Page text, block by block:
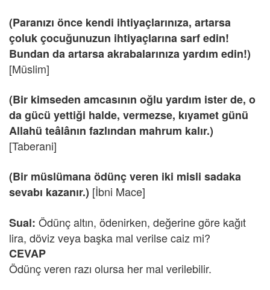
(Paranızı önce kendi ihtiyaçlarınıza, artarsa
çoluk çocuğunuzun ihtiyaçlarına sarf edin!
Bundan da artarsa akrabalarınıza yardım edin!)
[Müslim]
(Bir kimseden amcasının oğlu yardım ister de, o
da gücü yettiği halde, vermezse, kıyamet günü
Allahü teâlânın fazlından mahrum kalır.)
[Taberani]
(Bir müslümana ödünç veren iki misli sadaka
sevabı kazanır.) [İbni Mace]
Sual: Ödünç altın, ödenirken, değerine göre kağıt
lira, döviz veya başka mal verilse caiz mi?
CEVAP
Ödünç veren razı olursa her mal verilebilir.